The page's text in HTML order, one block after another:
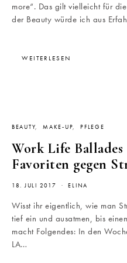
more“. Das gilt vielleicht für
der Beauty würde ich aus
WEITERLESEN
BEAUTY MAKE-UP PFLEGE
Work Life Ballades
Favoriten gegen
18. JULI 2017 ELINA
Wisst ihr eigentlich, wie man
tief ein und ausatmen, bis
macht Folgendes: In den
LA…